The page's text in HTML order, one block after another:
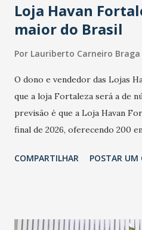
Loja Havan
maior do Brasil
Por Lauriberto Carneiro Braga
O dono e vendedor das Lojas
que a loja Fortaleza será a de
previsão é que a Loja Havan
final de 2026, oferecendo 200
Havan Fortaleza ainda não foi
COMPARTILHAR POSTAR UM